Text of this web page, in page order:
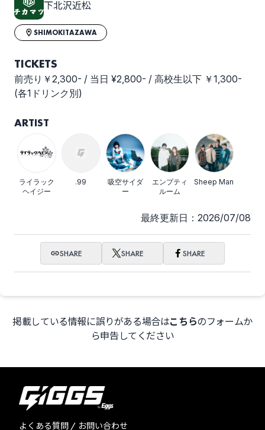
下北沢近松
SHIMOKITAZAWA
TICKETS
前売り￥2,300- / 当日 ¥2,800- / 高校生以下 ￥1,300-
(各1ドリンク別)
ARTIST
ライラック
ヘイジー
.99
吸空サイダ
ー
エンプティ
ルーム
Sheep Man
最終更新日：2026/07/08
SHARE SHARE SHARE
掲載している情報に誤りがある場合はこちらのフォームか
ら申告してください
よくある質問 / お問い合わせ